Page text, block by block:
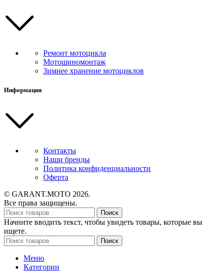
Ремонт мотоцикла
Мотошиномонтаж
Зимнее хранение мотоциклов
Информация
Контакты
Наши бренды
Политика конфиденциальности
Оферта
© GARANT.MOTO 2026.
Все права защищены.
Поиск
Начните вводить текст, чтобы увидеть товары, которые вы
ищете.
Поиск
Меню
Категории